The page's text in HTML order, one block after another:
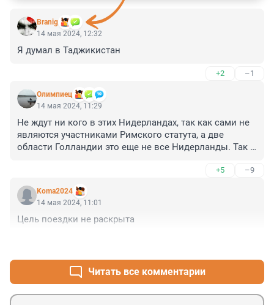
Branig
14 мая 2024, 12:32
Я думал в Таджикистан
+2 –1
Олимпиец
14 мая 2024, 11:29
Не ждут ни кого в этих Нидерландах, так как сами не
являются участниками Римского статута, а две
области Голландии это еще не все Нидерланды. Так
методичек, США не ратифицировали этот статут.
почему?
+5 –9
Koma2024
14 мая 2024, 11:01
Цель поездки не раскрыта
Читать все комментарии